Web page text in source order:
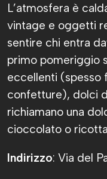
L’atmosfera è
vintage e oggetti
sentire chi entra
primo pomeriggio
eccellenti
confetture), dolci
richiamano una
cioccolato o
Indirizzo: Via del